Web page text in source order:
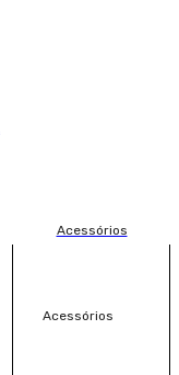
Acessórios
Acessórios